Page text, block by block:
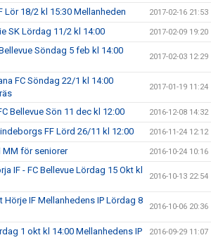
Lör 18/2 kl 15:30 Mellanheden 2017-02-16 21:53
SK Lördag 11/2 kl 14:00 2017-02-09 19:20
Söndag 5 feb kl 14:00
2017-02-03 12:29
FC Söndag 22/1 kl 14:00
2017-01-19 11:24
Bellevue Sön 11 dec kl 12:00 2016-12-08 14:32
FF Lörd 26/11 kl 12:00 2016-11-24 12:12
MM för seniorer 2016-10-24 10:16
IF - FC Bellevue Lördag 15 Okt kl
2016-10-13 22:54
Hörje IF Mellanhedens IP Lördag 8
2016-10-06 20:36
1 okt kl 14:00 Mellanhedens IP 2016-09-29 11:07